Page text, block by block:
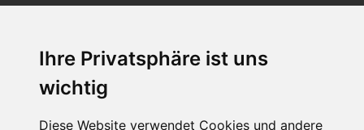
Ihre Privatsphäre ist uns
wichtig
Diese Website verwendet Cookies und andere
SCHNEEHÖHEN SKI APP
Die Schneehoehen Ski APP für iOS und Android - Ein
Muss für alle Wintersportler und Schneefreaks!